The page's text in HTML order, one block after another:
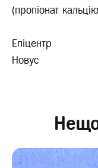
(пропіонат
Епіцентр
Новус